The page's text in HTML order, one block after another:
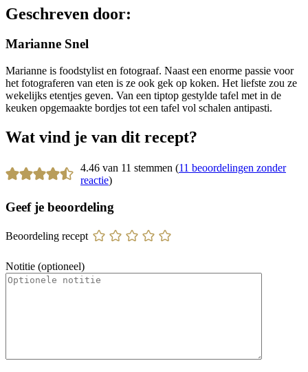
Geschreven door:
Marianne Snel
Marianne is foodstylist en fotograaf. Naast een enorme passie voor
het fotograferen van eten is ze ook gek op koken. Het liefste zou ze
wekelijks etentjes geven. Van een tiptop gestylde tafel met in de
keuken opgemaakte bordjes tot een tafel vol schalen antipasti.
Wat vind je van dit recept?
4.46 van 11 stemmen (11 beoordelingen zonder
reactie)
Geef je beoordeling
Beoordeling recept
Notitie (optioneel)